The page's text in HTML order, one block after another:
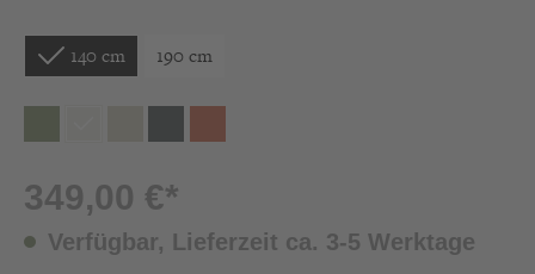
140 cm 190 cm
349,00 €*
Verfügbar, Lieferzeit ca. 3-5 Werktage